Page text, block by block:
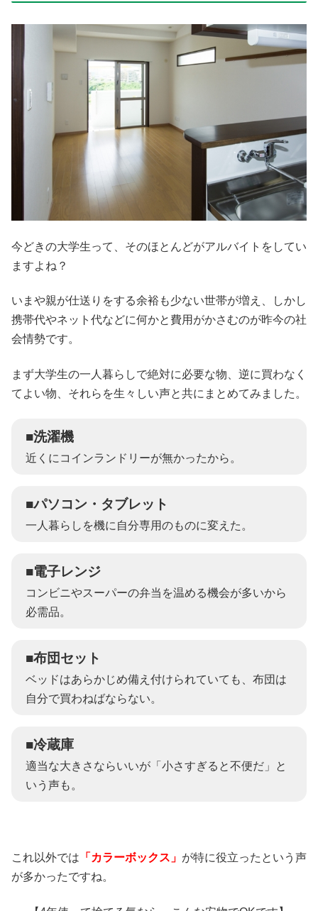
今どきの大学生って、そのほとんどがアルバイトをしてい
ますよね？
いまや親が仕送りをする余裕も少ない世帯が増え、しかし
携帯代やネット代などに何かと費用がかさむのが昨今の社
会情勢です。
まず大学生の一人暮らしで絶対に必要な物、逆に買わなく
てよい物、それらを生々しい声と共にまとめてみました。
■洗濯機
近くにコインランドリーが無かったから。
■パソコン・タブレット
一人暮らしを機に自分専用のものに変えた。
■電子レンジ
コンビニやスーパーの弁当を温める機会が多いから
必需品。
■布団セット
ベッドはあらかじめ備え付けられていても、布団は
自分で買わねばならない。
■冷蔵庫
適当な大きさならいいが「小さすぎると不便だ」と
いう声も。
これ以外では 「カラーボックス」 が特に役立ったという声
が多かったですね。